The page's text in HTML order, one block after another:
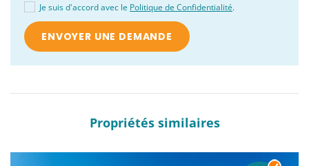
Je suis d'accord avec le Politique de Confidentialité.
Propriétés similaires